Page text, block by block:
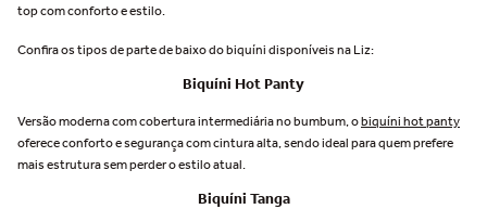
top com conforto e estilo.
Confira os tipos de parte de baixo do biquíni disponíveis na Liz:
Biquíni Hot Panty
Versão moderna com cobertura intermediária no bumbum, obiquíni hot panty
oferece conforto e segurança com cintura alta, sendo ideal para quem prefere
mais estrutura sem perder o estilo atual.
Biquíni Tanga